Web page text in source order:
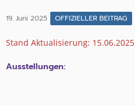
19. Juni 2025 OFFIZIELLER BEITRAG
Stand Aktualisierung: 15.06.2025
Ausstellungen: